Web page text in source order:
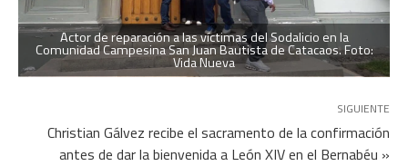
Actor de reparación a las víctimas del Sodalicio en la
Comunidad Campesina San Juan Bautista de Catacaos. Foto:
Vida Nueva
SIGUIENTE
Christian Gálvez recibe el sacramento de la confirmación
antes de dar la bienvenida a León XIV en el Bernabéu »